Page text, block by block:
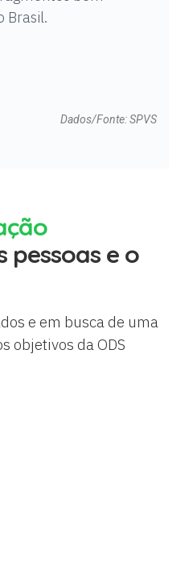
Brasil.
Dados/Fonte: SPVS
pessoas e o
e em busca de uma
objetivos da ODS